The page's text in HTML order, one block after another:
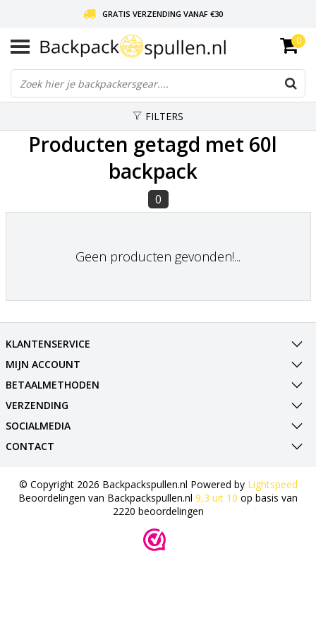
GRATIS VERZENDING VANAF €30
LIEFDE VOOR BACKPACKEN!
30 DAGEN GRATIS RETOUR
0
FILTERS
Producten getagd met 60l
backpack
0
Geen producten gevonden!...
KLANTENSERVICE
MIJN ACCOUNT
BETAALMETHODEN
VERZENDING
SOCIALMEDIA
CONTACT
© Copyright 2026 Backpackspullen.nl Powered by Lightspeed
Beoordelingen van Backpackspullen.nl 9,3 uit 10 op basis van
2220 beoordelingen